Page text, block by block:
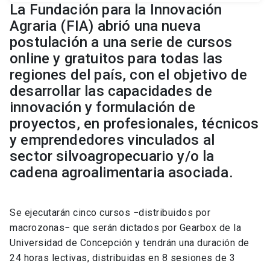
La Fundación para la Innovación
Agraria (FIA) abrió una nueva
postulación a una serie de cursos
online y gratuitos para todas las
regiones del país, con el objetivo de
desarrollar las capacidades de
innovación y formulación de
proyectos, en profesionales, técnicos
y emprendedores vinculados al
sector silvoagropecuario y/o la
cadena agroalimentaria asociada.
Se ejecutarán cinco cursos −distribuidos por
macrozonas− que serán dictados por Gearbox de la
Universidad de Concepción y tendrán una duración de
24 horas lectivas, distribuidas en 8 sesiones de 3